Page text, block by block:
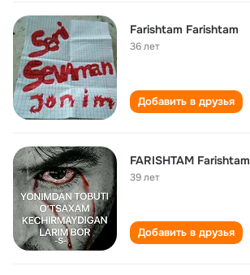
Farishtam Farishtam
36 лет
Добавить в друзья
FARISHTAM Farishtam
39 лет
Добавить в друзья